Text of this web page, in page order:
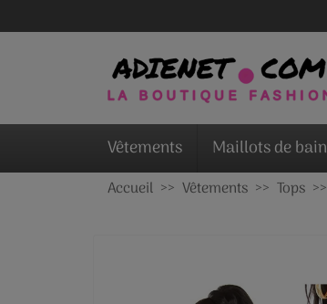
Vêtements Maillots de bain
Accueil Vêtements Tops